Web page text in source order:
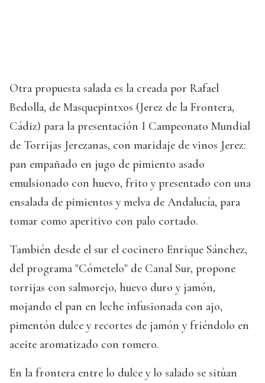
Otra propuesta salada es la creada por Rafael
Bedolla, de Masquepintxos (Jerez de la Frontera,
Cádiz) para la presentación I Campeonato Mundial
de Torrijas Jerezanas, con maridaje de vinos Jerez:
pan empañado en jugo de pimiento asado
emulsionado con huevo, frito y presentado con una
ensalada de pimientos y melva de Andalucía, para
tomar como aperitivo con palo cortado.
También desde el sur el cocinero Enrique Sánchez,
del programa "Cómetelo" de Canal Sur, propone
torrijas con salmorejo, huevo duro y jamón,
mojando el pan en leche infusionada con ajo,
pimentón dulce y recortes de jamón y friéndolo en
aceite aromatizado con romero.
En la frontera entre lo dulce y lo salado se sitúan